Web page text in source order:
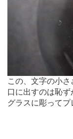
この、文字の小さ
口に出すのは恥
グラスに彫ってプ